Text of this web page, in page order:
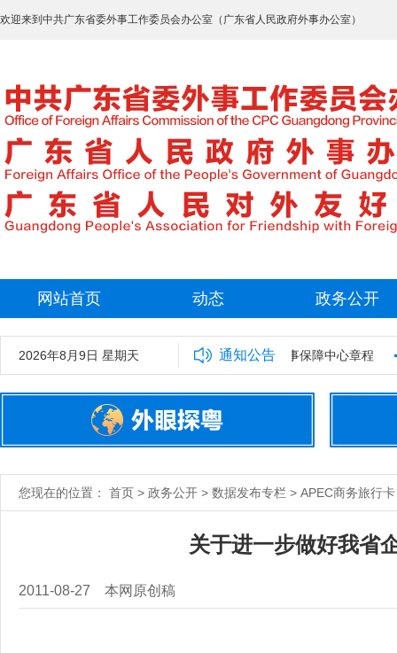
欢迎来到中共广东省委外事工作委员会办公室（广东省人民政府外事办公室）
网站首页 动态 政务公开
2026年8月9日 星期天 通知公告
室2025年拟录用工作人员名单公示 广东省外事保障中心章程
您现在的位置： 首页 > 政务公开 > 数据发布专栏 > APEC商务旅行卡
关于进一步做好我省
2011-08-27 本网原创稿